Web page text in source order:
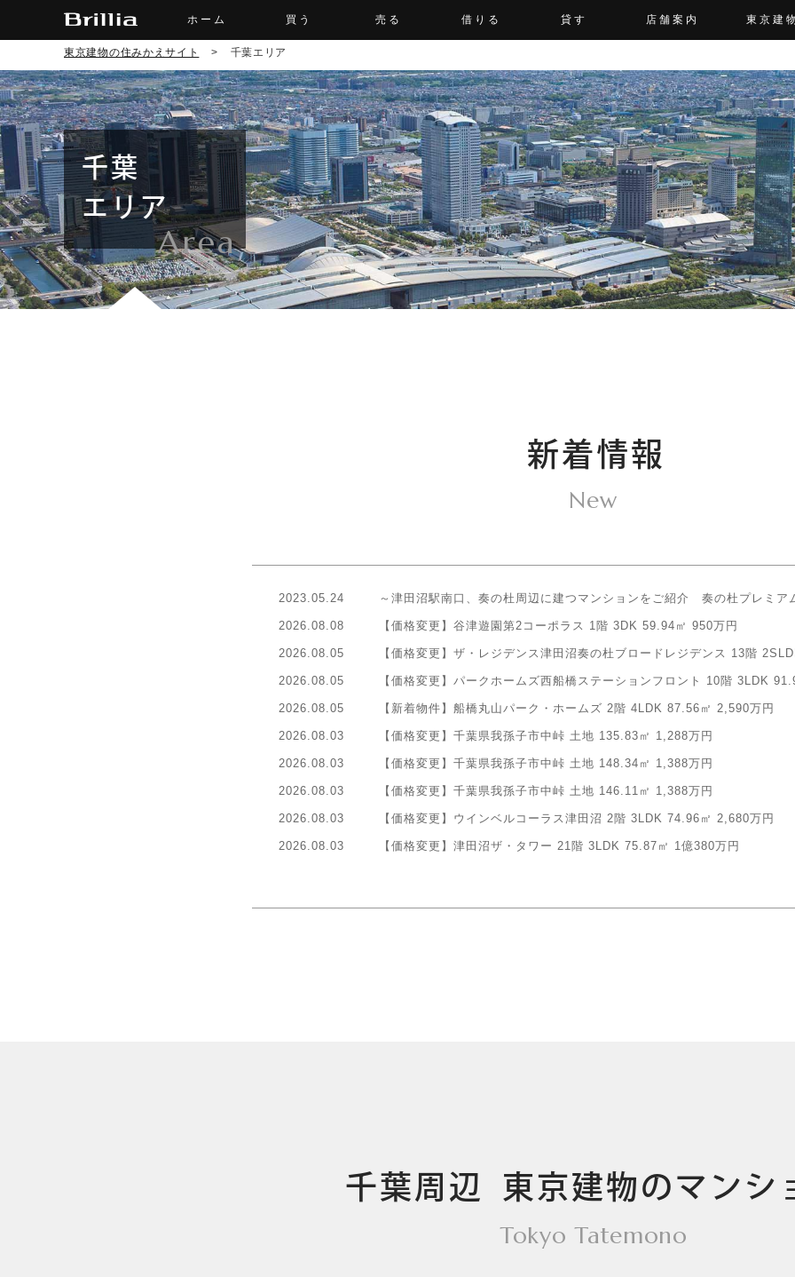
ホーム 買う 売る 借りる 貸す 店舗案内 東京建
東京建物の住みかえサイト > 千葉エリア
千葉
エリア
Area
新着情報
New
2023.05.24 ～津田沼駅南口、奏の杜周辺に建つマンションをご紹介 奏の杜プレミア
2026.08.08 【価格変更】谷津遊園第2コーポラス 1階 3DK 59.94㎡ 950万円
2026.08.05 【価格変更】ザ・レジデンス津田沼奏の杜ブロードレジデンス 13階
2026.08.05 【価格変更】パークホームズ西船橋ステーションフロント 10階 3LDK
2026.08.05 【新着物件】船橋丸山パーク・ホームズ 2階 4LDK 87.56㎡ 2,590万円
2026.08.03 【価格変更】千葉県我孫子市中峠 土地 135.83㎡ 1,288万円
2026.08.03 【価格変更】千葉県我孫子市中峠 土地 148.34㎡ 1,388万円
2026.08.03 【価格変更】千葉県我孫子市中峠 土地 146.11㎡ 1,388万円
2026.08.03 【価格変更】ウインベルコーラス津田沼 2階 3LDK 74.96㎡ 2,680万円
2026.08.03 【価格変更】津田沼ザ・タワー 21階 3LDK 75.87㎡ 1億380万円
千葉周辺 東京建物のマンシ
Tokyo Tatemono